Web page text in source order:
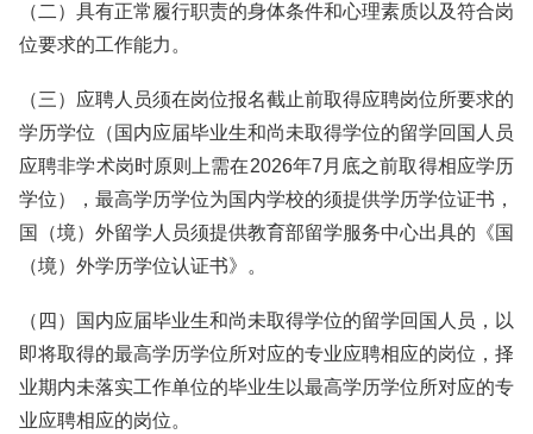
（二）具有正常履行职责的身体条件和心理素质以及符合岗
位要求的工作能力。
（三）应聘人员须在岗位报名截止前取得应聘岗位所要求的
学历学位（国内应届毕业生和尚未取得学位的留学回国人员
应聘非学术岗时原则上需在2026年7月底之前取得相应学历
学位），最高学历学位为国内学校的须提供学历学位证书，
国（境）外留学人员须提供教育部留学服务中心出具的《国
（境）外学历学位认证书》。
（四）国内应届毕业生和尚未取得学位的留学回国人员，以
即将取得的最高学历学位所对应的专业应聘相应的岗位，择
业期内未落实工作单位的毕业生以最高学历学位所对应的专
业应聘相应的岗位。